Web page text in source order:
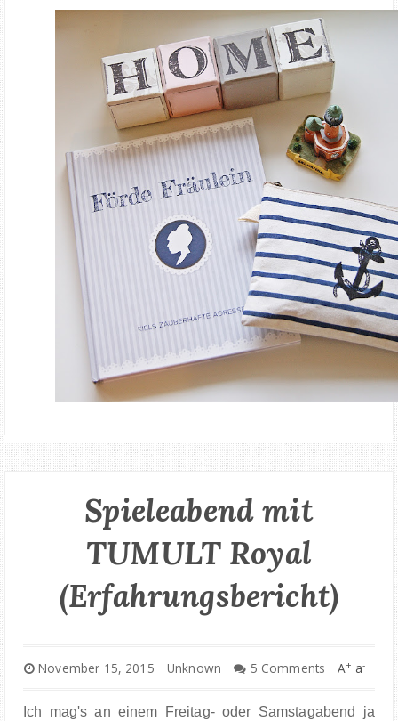
Spieleabend mit
TUMULT Royal
(Erfahrungsbericht)
November 15, 2015 Unknown 5 Comments A+ a-
Ich mag's an einem Freitag- oder Samstagabend ja